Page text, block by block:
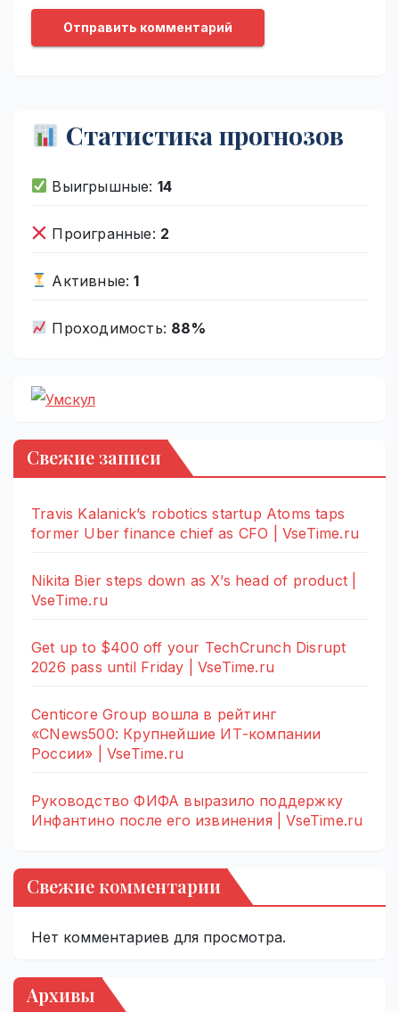
Статистика прогнозов
Выигрышные: 14
Проигранные: 2
Активные:1
Проходимость: 88%
Свежие записи
Travis Kalanick’s robotics startup Atoms taps
former Uber finance chief as CFO | VseTime.ru
Nikita Bier steps down as X’s head of product |
VseTime.ru
Get up to $400 off your TechCrunch Disrupt
2026 pass until Friday | VseTime.ru
Centicore Group вошла в рейтинг
«CNews500: Крупнейшие ИТ-компании
России» | VseTime.ru
Руководство ФИФА выразило поддержку
Инфантино после его извинения | VseTime.ru
Свежие комментарии
Нет комментариев для просмотра.
Архивы